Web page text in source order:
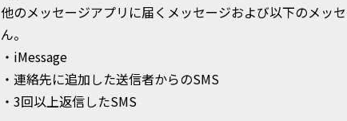
他のメッセージアプリに届くメッセージおよび以下のメッ
ん。
・iMessage
・連絡先に追加した送信者からのSMS
・3回以上返信したSMS